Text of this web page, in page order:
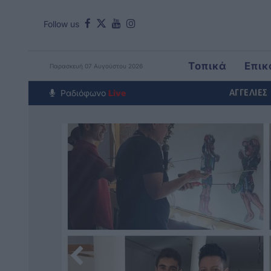
Follow us
Παρασκευή 07 Αυγούστου 2026 Τοπικά
Around The
Ραδιόφωνο Live ΑΓΓΕΛΙΕΣ